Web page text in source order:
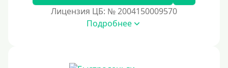
Без регистрации
С временной регистрацией
Лицензия ЦБ: № 2004150009570
Подробнее